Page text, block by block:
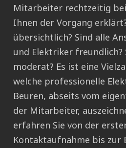
Mitarbeiter rechtzeitig
Ihnen der Vorgang
übersichtlich? Sind alle
und Elektriker freundlich?
moderat? Es ist eine
welche professionelle
Beuren, abseits vom
der Mitarbeiter,
erfahren Sie von der
Kontaktaufnahme bis zur